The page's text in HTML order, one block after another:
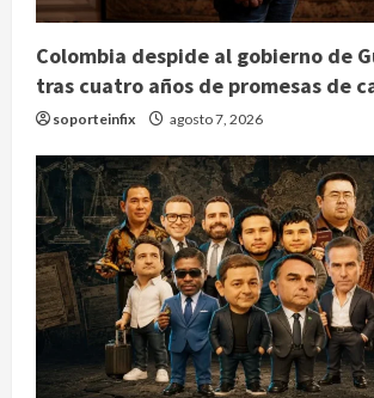
Colombia despide al gobierno de
tras cuatro años de promesas de
soporteinfix agosto 7, 2026